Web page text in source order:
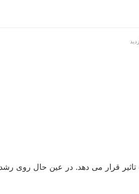
قرار می دهد. در عین حال روی رشد